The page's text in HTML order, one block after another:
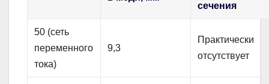
сечения
50 (сеть
переменного
тока)
9,3
Практически
отсутствует